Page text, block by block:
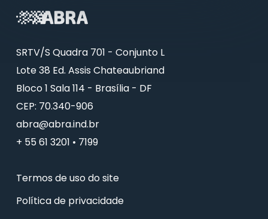
SRTV/S Quadra 701 - Conjunto L
Lote 38 Ed. Assis Chateaubriand
Bloco 1 Sala 114 - Brasília - DF
CEP: 70.340-906
abra@abra.ind.br
+ 55 61 3201 • 7199
Termos de uso do site
Política de privacidade